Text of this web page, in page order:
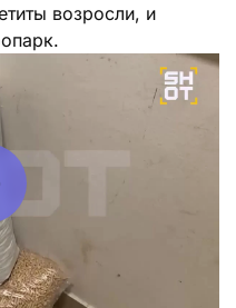
возросли, и